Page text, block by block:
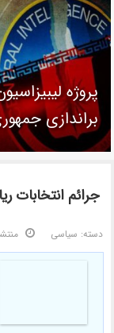
پروژه
براندازی
جرائم انتخابات
دسته: سیاسی منتشر